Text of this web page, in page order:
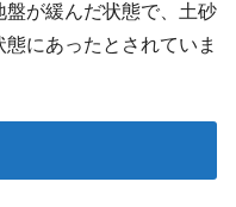
盤が緩んだ状態で、土砂
にあったとされていま